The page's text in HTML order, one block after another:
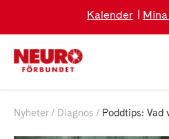
Kalender
Nyheter Diagnos